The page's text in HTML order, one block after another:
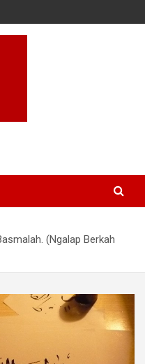
(Ngalap Berkah